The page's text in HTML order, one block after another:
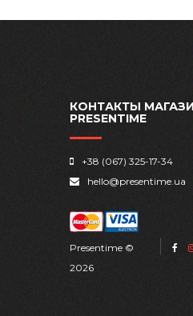
КОНТАКТЫ
PRESENTIME
+38 (067) 325-17-34
hello@presentime.ua
Presentime ©
2026